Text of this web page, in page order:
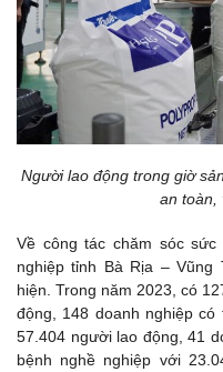
Người lao động trong giờ
an toàn,
Về công tác chăm sóc
nghiệp tỉnh Bà Rịa –
hiện. Trong năm 2023, có
động, 148 doanh nghiệp
57.404 người lao động, 41
bệnh nghề nghiệp với